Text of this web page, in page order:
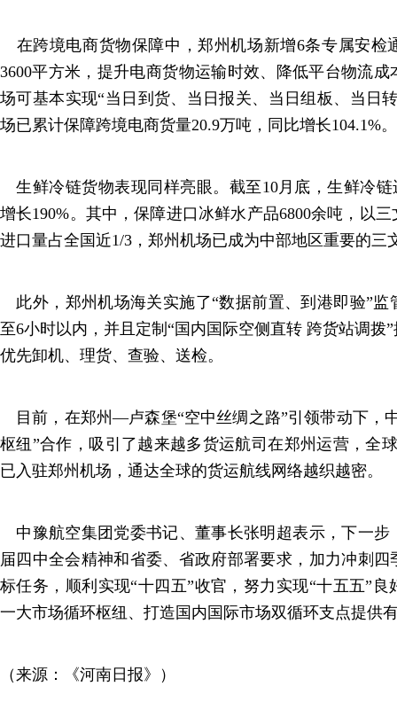
在跨境电商货物保障中，郑州机场新增6条专属安检
3600平方米，提升电商货物运输时效、降低平台物流
场可基本实现“当日到货、当日报关、当日组板、当日
场已累计保障跨境电商货量20.9万吨，同比增长104.1%。
生鲜冷链货物表现同样亮眼。截至10月底，生鲜冷链
增长190%。其中，保障进口冰鲜水产品6800余吨，以
进口量占全国近1/3，郑州机场已成为中部地区重要的三
此外，郑州机场海关实施了“数据前置、到港即验”监
至6小时以内，并且定制“国内国际空侧直转 跨货站调拨
优先卸机、理货、查验、送检。
目前，在郑州—卢森堡“空中丝绸之路”引领带动下，
枢纽”合作，吸引了越来越多货运航司在郑州运营，全
已入驻郑州机场，通达全球的货运航线网络越织越密。
中豫航空集团党委书记、董事长张明超表示，下一步
届四中全会精神和省委、省政府部署要求，加力冲刺
标任务，顺利实现“十四五”收官，努力实现“十五五”
一大市场循环枢纽、打造国内国际市场双循环支点提供
（来源：《河南日报》）